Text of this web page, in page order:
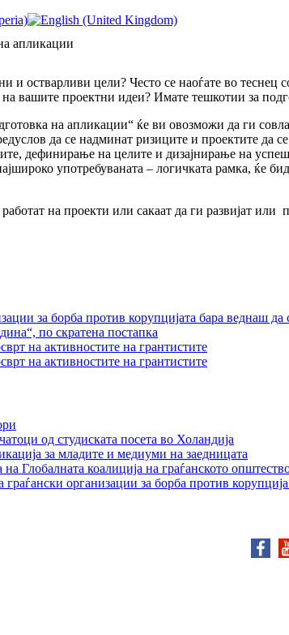
апликации
и остварливи цели? Често се наоѓате во
на вашите проектни идеи? Имате тешкотии за
на апликации“ ќе ви овозможи да ги
да се надминат ризиците и проектите да
дефинирање на целите и дизајнирање на
употребуваната – логичката рамка,
на проекти или сакаат да ги развијат
за борба против корупцијата бара веднаш
по скратена постапка
на активностите на грантистите
на активностите на грантистите
од студиската посета во Холандија
за младите и медиуми на заедницата
Глобалната коалиција на граѓанското
организации за борба против